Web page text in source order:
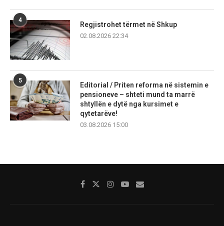
4
Regjistrohet tërmet në Shkup
02.08.2026 22:34
5
Editorial / Priten reforma në sistemin e
pensioneve – shteti mund ta marrë
shtyllën e dytë nga kursimet e
qytetarëve!
03.08.2026 15:00